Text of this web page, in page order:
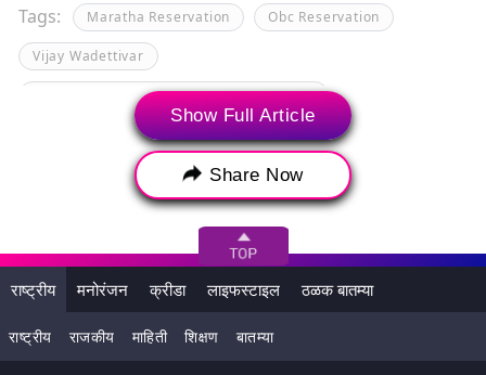
Tags: Maratha Reservation Obc Reservation
Vijay Wadettivar
Vijay Wadettivar On Maratha Reservation
काँग्रेस नेते विजय वडेट्टीवार मंत्री विजय वडेट्टीवार
Show Full Article
Share Now
राष्ट्रीय मनोरंजन क्रीडा लाइफस्टाइल ठळक बातम्या
राष्ट्रीय राजकीय माहिती शिक्षण बातम्या